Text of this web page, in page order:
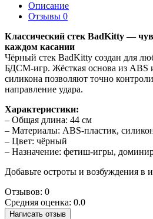
Описание
Отзывы 0
Классический стек BadKitty —
каждом касании
Чёрный стек BadKitty создан для
БДСМ-игр. Жёсткая основа из ABS
силикона позволяют точно
направление удара.
Характеристики:
– Общая длина: 44 см
– Материалы: ABS-пластик,
– Цвет: чёрный
– Назначение: фетиш-игры,
Добавьте остроты и возбуждения в
Отзывов: 0
Средняя оценка: 0.0
Написать отзыв